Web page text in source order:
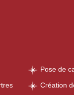
Pose de
Création